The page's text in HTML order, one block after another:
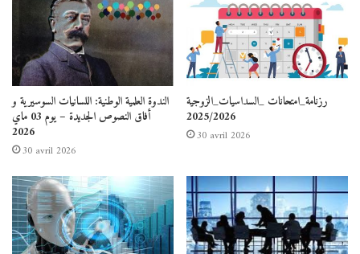
الندوة العلمية الوطنية: اللسانيات السوسيرية و
أفاق النصوص الجديدة – يوم 03 ماي
2026
30 avril 2026
رزنامة_امتحانات _السداسيات_الزوجية
2025/2026
30 avril 2026